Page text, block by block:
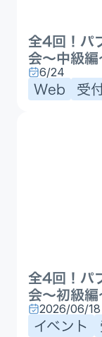
全4回！パ
会〜中級編
6/24
Web 受
全4回！パ
会〜初級編
2026/06/18
イベント